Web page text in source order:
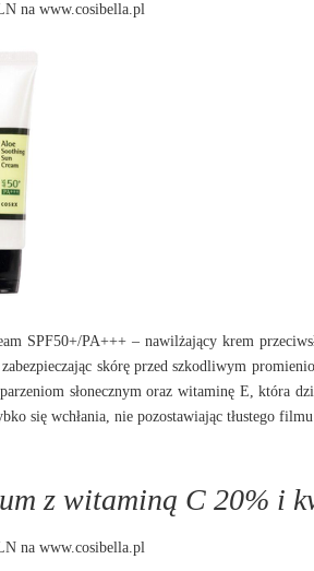
na www.cosibella.pl
SPF50+/PA+++ – nawilżający krem
zabezpieczając skórę przed szkodliwym
słonecznym oraz witaminę E, która
się wchłania, nie pozostawiając tłustego
z witaminą C 20% i
na www.cosibella.pl